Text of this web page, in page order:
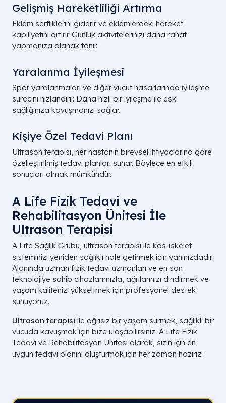
Gelişmiş Hareketliliği Artırma
Eklem sertliklerini giderir ve eklemlerdeki hareket
kabiliyetini artırır. Günlük aktivitelerinizi daha rahat
yapmanıza olanak tanır.
Yaralanma İyileşmesi
Spor yaralanmaları ve diğer vücut hasarlarında iyileşme
sürecini hızlandırır. Daha hızlı bir iyileşme ile eski
sağlığınıza kavuşmanızı sağlar.
Kişiye Özel Tedavi Planı
Ultrason terapisi, her hastanın bireysel ihtiyaçlarına göre
özelleştirilmiş tedavi planları sunar. Böylece en etkili
sonuçları almak mümkündür.
A Life Fizik Tedavi ve
Rehabilitasyon Ünitesi İle
Ultrason Terapisi
A Life Sağlık Grubu, ultrason terapisi ile kas-iskelet
sisteminizi yeniden sağlıklı hale getirmek için yanınızdadır.
Alanında uzman fizik tedavi uzmanları ve en son
teknolojiye sahip cihazlarımızla, ağrılarınızı dindirmek ve
yaşam kalitenizi yükseltmek için profesyonel destek
sunuyoruz.
Ultrason terapisi ile ağrısız bir yaşam sürmek, sağlıklı bir
vücuda kavuşmak için bize ulaşabilirsiniz. A Life Fizik
Tedavi ve Rehabilitasyon Ünitesi olarak, sizin için en
uygun tedavi planını oluşturmak için her zaman hazırız!